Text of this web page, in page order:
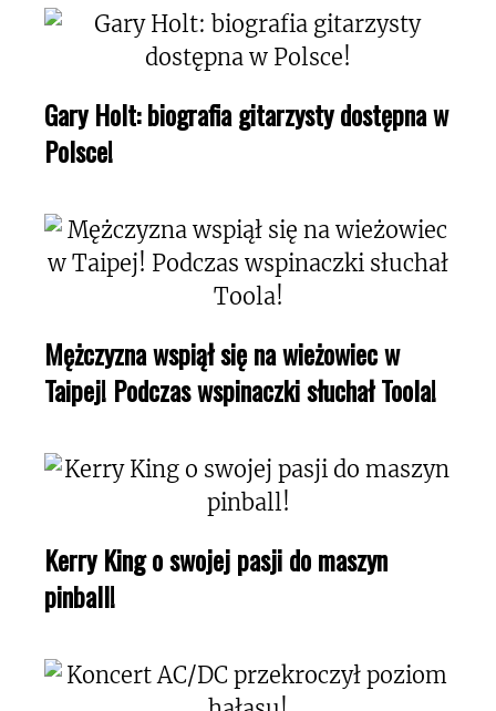
Gary Holt: biografia gitarzysty dostępna w
Polsce!
Mężczyzna wspiął się na wieżowiec w
Taipej! Podczas wspinaczki słuchał Toola!
Kerry King o swojej pasji do maszyn
pinball!